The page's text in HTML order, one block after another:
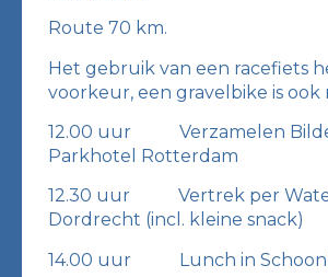
Route 70 km.
Het gebruik van een racefiets
voorkeur, een gravelbike is ook
12.00 uur Verzamelen
Parkhotel Rotterdam
12.30 uur Vertrek per
Dordrecht (incl. kleine snack)
14.00 uur Lunch in